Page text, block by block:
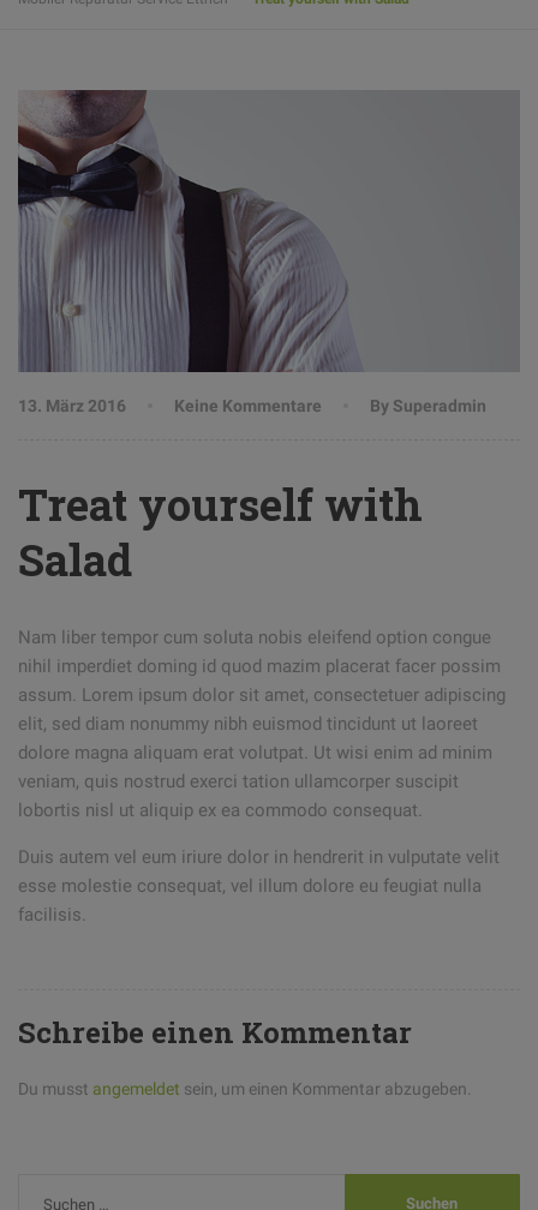
13. März 2016 Keine Kommentare By Superadmin
Treat yourself with
Salad
Nam liber tempor cum soluta nobis eleifend option congue
nihil imperdiet doming id quod mazim placerat facer possim
assum. Lorem ipsum dolor sit amet, consectetuer adipiscing
elit, sed diam nonummy nibh euismod tincidunt ut laoreet
dolore magna aliquam erat volutpat. Ut wisi enim ad minim
veniam, quis nostrud exerci tation ullamcorper suscipit
lobortis nisl ut aliquip ex ea commodo consequat.
Duis autem vel eum iriure dolor in hendrerit in vulputate velit
esse molestie consequat, vel illum dolore eu feugiat nulla
facilisis.
Schreibe einen Kommentar
Du musst angemeldet sein, um einen Kommentar abzugeben.